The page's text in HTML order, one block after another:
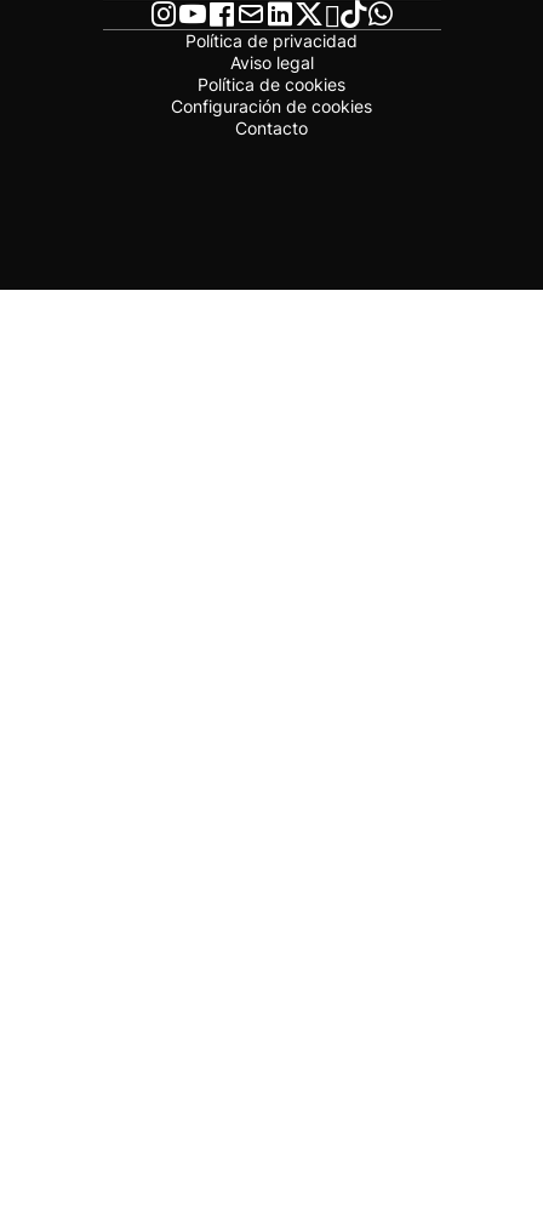
Política de privacidad
Aviso legal
Política de cookies
Configuración de cookies
Contacto